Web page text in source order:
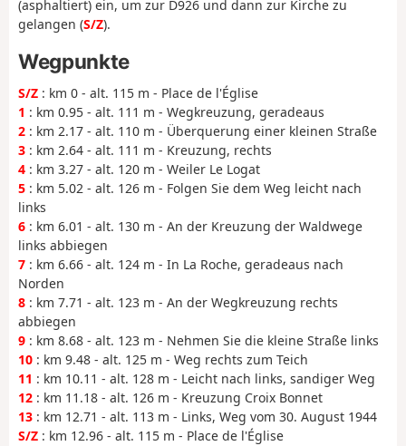
(asphaltiert) ein, um zur D926 und dann zur Kirche zu
gelangen (S/Z).
Wegpunkte
S/Z : km 0 - alt. 115 m - Place de l'Église
1 : km 0.95 - alt. 111 m - Wegkreuzung, geradeaus
2 : km 2.17 - alt. 110 m - Überquerung einer kleinen Straße
3 : km 2.64 - alt. 111 m - Kreuzung, rechts
4 : km 3.27 - alt. 120 m - Weiler Le Logat
5 : km 5.02 - alt. 126 m - Folgen Sie dem Weg leicht nach
links
6 : km 6.01 - alt. 130 m - An der Kreuzung der Waldwege
links abbiegen
7 : km 6.66 - alt. 124 m - In La Roche, geradeaus nach
Norden
8 : km 7.71 - alt. 123 m - An der Wegkreuzung rechts
abbiegen
9 : km 8.68 - alt. 123 m - Nehmen Sie die kleine Straße links
10 : km 9.48 - alt. 125 m - Weg rechts zum Teich
11 : km 10.11 - alt. 128 m - Leicht nach links, sandiger Weg
12 : km 11.18 - alt. 126 m - Kreuzung Croix Bonnet
13 : km 12.71 - alt. 113 m - Links, Weg vom 30. August 1944
S/Z : km 12.96 - alt. 115 m - Place de l'Église